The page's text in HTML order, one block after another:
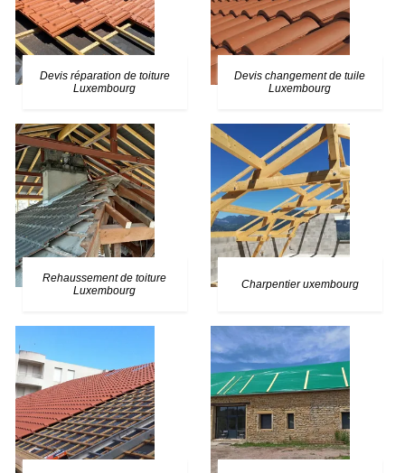
Devis réparation de toiture
Luxembourg
Devis changement de tuile
Luxembourg
Rehaussement de toiture
Luxembourg
Charpentier uxembourg